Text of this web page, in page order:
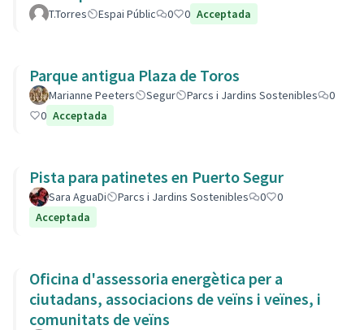
T.Torres Espai Públic 0 0 Acceptada
Parque antigua Plaza de Toros
Marianne Peeters Segur Parcs i Jardins Sostenibles
0
0 Acceptada
Pista para patinetes en Puerto Segur
Sara AguaDi Parcs i Jardins Sostenibles 0
0
Acceptada
Oficina d'assessoria energètica per a
ciutadans, associacions de veïns i veïnes, i
comunitats de veïns